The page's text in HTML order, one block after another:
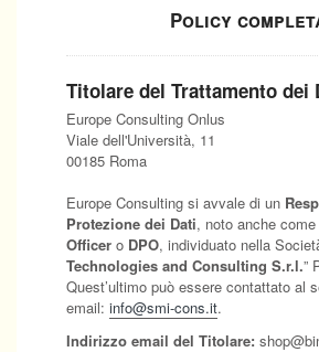
Policy
Titolare del Trattamento dei
Europe Consulting Onlus
Viale dell'Università, 11
00185 Roma
Europe Consulting si avvale di un
Protezione dei Dati, noto anche come
Officer o DPO, individuato nella
Technologies and Consulting S.r.l.”
Quest’ultimo può essere contattato al
email: info@smi-cons.it.
Indirizzo email del Titolare: